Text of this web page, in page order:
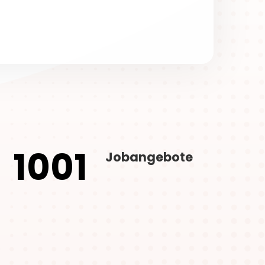
1001 Jobangebote